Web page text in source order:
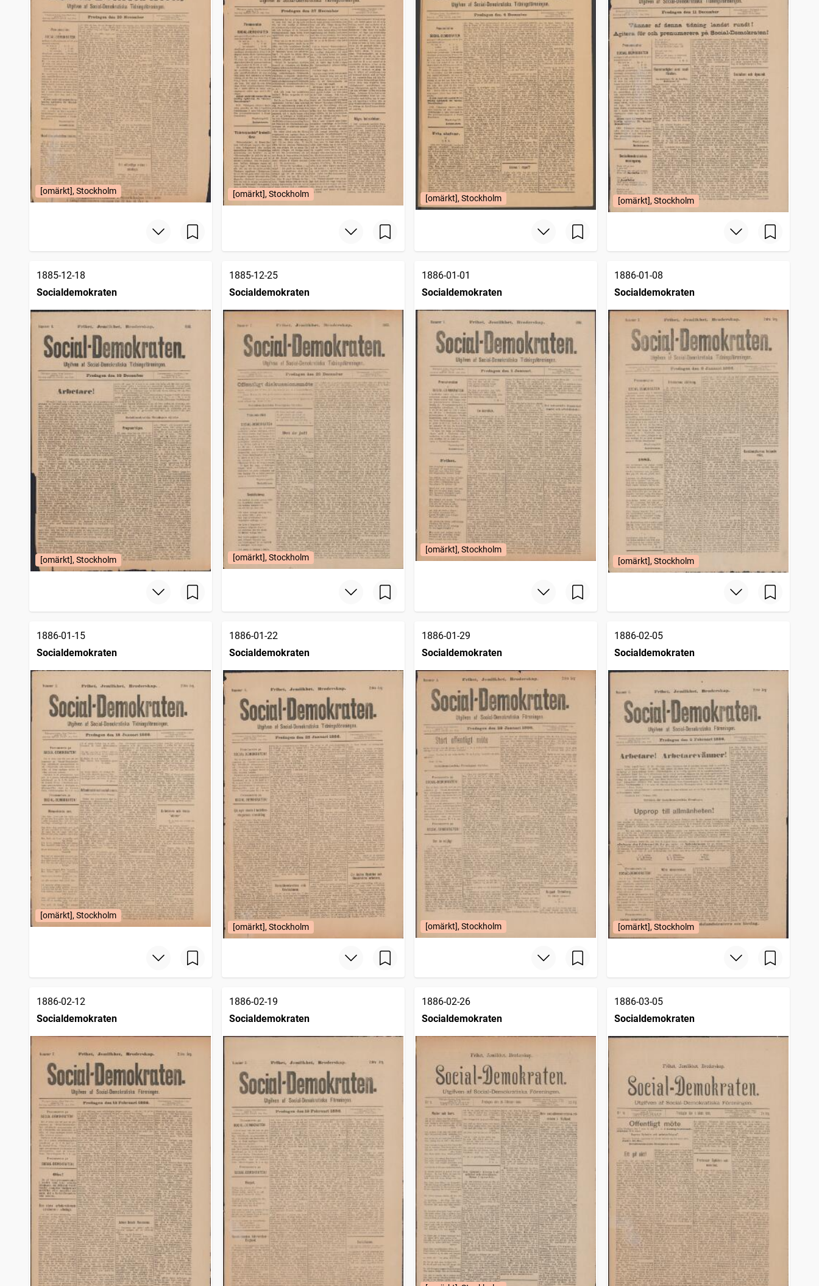
[omärkt], Stockholm [omärkt], Stockholm [omärkt], Stockholm [omärkt], Stockholm
1885-12-18
Socialdemokraten
[omärkt], Stockholm
1885-12-25
Socialdemokraten
[omärkt], Stockholm
1886-01-01
Socialdemokraten
[omärkt], Stockholm
1886-01-08
Socialdemokraten
[omärkt], Stockholm
1886-01-15
Socialdemokraten
[omärkt], Stockholm
1886-01-22
Socialdemokraten
[omärkt], Stockholm
1886-01-29
Socialdemokraten
[omärkt], Stockholm
1886-02-05
Socialdemokraten
[omärkt], Stockholm
1886-02-12
Socialdemokraten
1886-02-19
Socialdemokraten
1886-02-26
Socialdemokraten
1886-03-05
Socialdemokraten